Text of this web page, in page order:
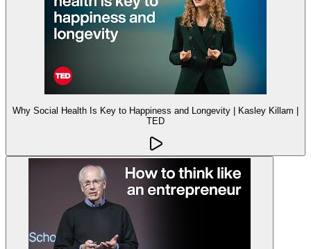
Why Social Health Is Key to Happiness and Longevity | Kasley Killam |
TED